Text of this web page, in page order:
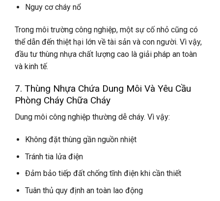
Nguy cơ cháy nổ
Trong môi trường công nghiệp, một sự cố nhỏ cũng có
thể dẫn đến thiệt hại lớn về tài sản và con người. Vì vậy,
đầu tư thùng nhựa chất lượng cao là giải pháp an toàn
và kinh tế.
7. Thùng Nhựa Chứa Dung Môi Và Yêu Cầu
Phòng Cháy Chữa Cháy
Dung môi công nghiệp thường dễ cháy. Vì vậy:
Không đặt thùng gần nguồn nhiệt
Tránh tia lửa điện
Đảm bảo tiếp đất chống tĩnh điện khi cần thiết
Tuân thủ quy định an toàn lao động